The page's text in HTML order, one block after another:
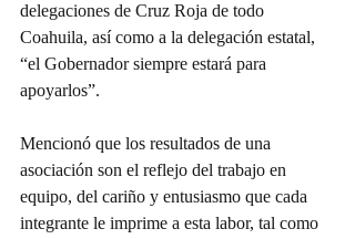
delegaciones de Cruz Roja de todo
Coahuila, así como a la delegación estatal,
“el Gobernador siempre estará para
apoyarlos”.
Mencionó que los resultados de una
asociación son el reflejo del trabajo en
equipo, del cariño y entusiasmo que cada
integrante le imprime a esta labor, tal como